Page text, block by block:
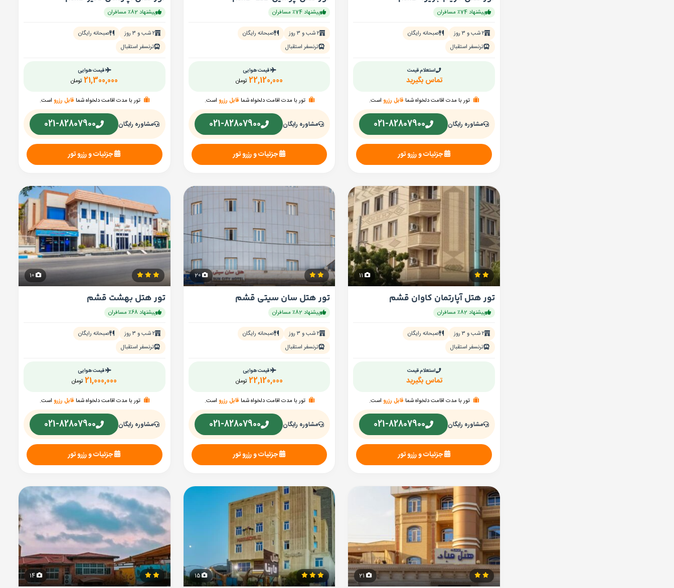
پیشنهاد 74٪ مسافران
۲ شب و ۳ روز
صبحانه رایگان
ترنسفر استقبال
استعلام قیمت
تماس بگیرید
تور با مدت اقامت دلخواه شما قابل رزرواست.
مشاوره رایگان 021-82807900
جزئیات و رزرو تور
پیشنهاد 74٪ مسافران
۲ شب و ۳ روز
صبحانه رایگان
ترنسفر استقبال
قیمت هوایی
تومان 22,120,000
تور با مدت اقامت دلخواه شما قابل رزرو است.
مشاوره رایگان 021-82807900
جزئیات و رزرو تور
پیشنهاد 82٪ مسافران
۲ شب و ۳ روز
صبحانه رایگان
ترنسفر استقبال
قیمت هوایی
تومان 21,300,000
تور با مدت اقامت دلخواه شما قابل رزرو است.
مشاوره رایگان 021-82807900
جزئیات و رزرو تور
11
تور هتل آپارتمان کاوان قشم
پیشنهاد 82٪ مسافران
۲ شب و ۳ روز
صبحانه رایگان
ترنسفر استقبال
استعلام قیمت
تماس بگیرید
تور با مدت اقامت دلخواه شما قابل رزرواست.
مشاوره رایگان 021-82807900
جزئیات و رزرو تور
20
تور هتل سان سیتی قشم
پیشنهاد 82٪ مسافران
۲ شب و ۳ روز
صبحانه رایگان
ترنسفر استقبال
قیمت هوایی
تومان 22,120,000
تور با مدت اقامت دلخواه شما قابل رزرو است.
مشاوره رایگان 021-82807900
جزئیات و رزرو تور
10
تور هتل بهشت قشم
پیشنهاد 68٪ مسافران
۲ شب و ۳ روز
صبحانه رایگان
ترنسفر استقبال
قیمت هوایی
تومان 21,000,000
تور با مدت اقامت دلخواه شما قابل رزرو است.
مشاوره رایگان 021-82807900
جزئیات و رزرو تور
21
15
14